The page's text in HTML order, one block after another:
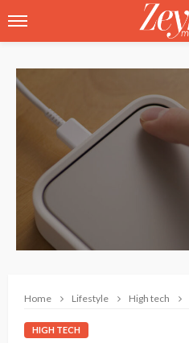
Home Lifestyle High tech
HIGH TECH